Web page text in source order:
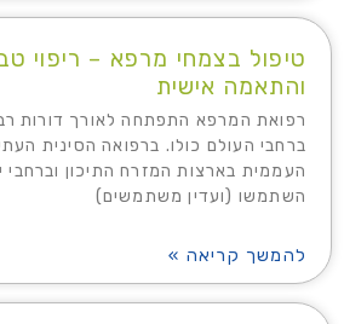
טיפול בצמחי מרפא – ריפוי
והתאמה אישית
רפואת המרפא התפתחה לאורך דורות
ברחבי העולם כולו. ברפואה הסינית
העממית בארצות המזרח התיכון וברחבי
השתמשו (ועדין משתמשים)
להמשך קריאה »